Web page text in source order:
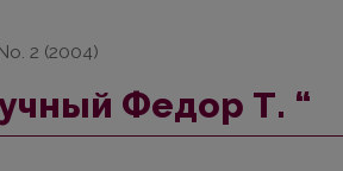
2 (2004)
Федор Т. “